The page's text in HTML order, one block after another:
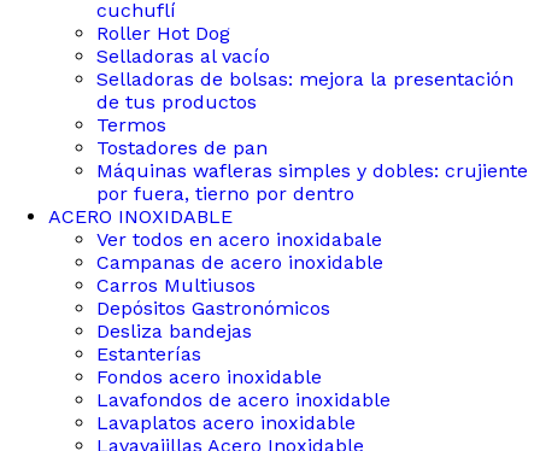
cuchuflí
Roller Hot Dog
Selladoras al vacío
Selladoras de bolsas: mejora la presentación
de tus productos
Termos
Tostadores de pan
Máquinas wafleras simples y dobles: crujiente
por fuera, tierno por dentro
ACERO INOXIDABLE
Ver todos en acero inoxidabale
Campanas de acero inoxidable
Carros Multiusos
Depósitos Gastronómicos
Desliza bandejas
Estanterías
Fondos acero inoxidable
Lavafondos de acero inoxidable
Lavaplatos acero inoxidable
Lavavajillas Acero Inoxidable